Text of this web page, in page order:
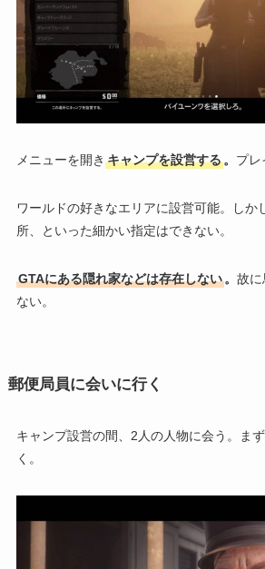
メニューを開き キャンプを設営する。 プレ
ワールドの好きなエリアに設営可能。しか
所、といった細かい指定はできない。
GTAにある隠れ家などは存在しない。 故に
ない。
郵便局員に会いに行く
キャンプ設営の間、2人の人物に会う。ま
く。